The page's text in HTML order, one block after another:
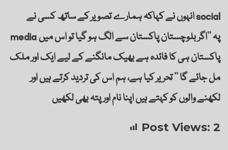
انہوں نے کہاکہ ہمارے تصویر کے ساتھ کسی نے social
media پہ ’’اگر بلوچستان پاکستان سے الگ ہو گیا تو اس میں
پاکستان ہی کا فائدہ ہے بھیک مانگنے کے لیے ایک اور ملک
مل جائے گا ‘‘ تحریر کیا ہے، ہم اس کی تردید کرتے ہیں اور
لکھنے والوں کو کہتے ہیں اپنا نام اور پتہ بھی لکھیں
Post Views: 2